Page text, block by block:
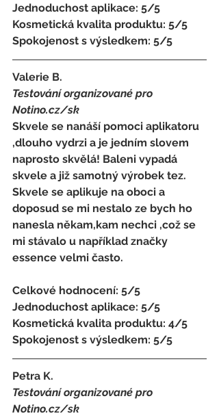
Jednoduchost aplikace: 5/5
Kosmetická kvalita produktu: 5/5
Spokojenost s výsledkem: 5/5
Valerie B.
Testování organizované pro
Notino.cz/sk
Skvele se nanáší pomoci aplikatoru
,dlouho vydrzi a je jedním slovem
naprosto skvělá! Baleni vypadá
skvele a již samotný výrobek tez.
Skvele se aplikuje na oboci a
doposud se mi nestalo ze bych ho
nanesla někam,kam nechci ,což se
mi stávalo u například značky
essence velmi často.
Celkové hodnocení: 5/5
Jednoduchost aplikace: 5/5
Kosmetická kvalita produktu: 4/5
Spokojenost s výsledkem: 5/5
Petra K.
Testování organizované pro
Notino.cz/sk